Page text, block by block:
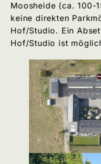
Moosheide (ca. 100-
keine direkten
Hof/Studio. Ein
Hof/Studio ist